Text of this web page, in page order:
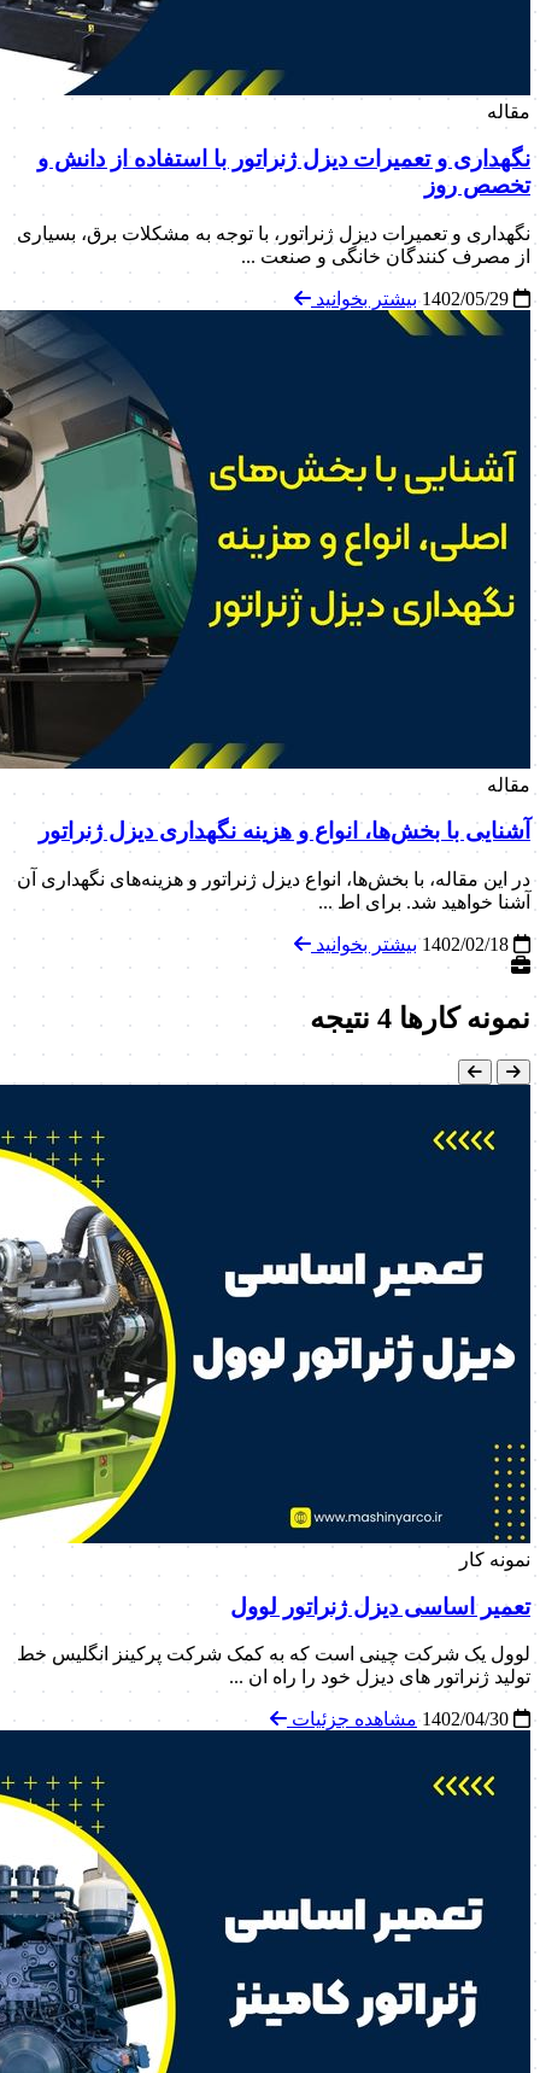
مقاله
نگهداری و تعمیرات دیزل ژنراتور با استفاده از دانش و
تخصص روز
نگهداری و تعمیرات دیزل ژنراتور، با توجه به مشکلات برق، بسیاری
از مصرف کنندگان خانگی و صنعت ...
بیشتر بخوانید
مقاله
آشنایی با بخش‌ها، انواع و هزینه نگهداری دیزل ژنراتور
در این مقاله، با بخش‌ها، انواع دیزل ژنراتور و هزینه‌های نگهداری آن
آشنا خواهید شد. برای اط ...
بیشتر بخوانید
نمونه کارها 4 نتیجه
نمونه کار
تعمیر اساسی دیزل ژنراتور لوول
لوول یک شرکت چینی است که به کمک شرکت پرکینز انگلیس خط
تولید ژنراتور های دیزل خود را راه ان ...
مشاهده جزئیات